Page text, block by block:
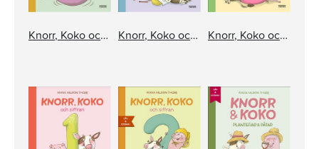
Knorr, Koko och siffran 3 Knorr, Koko och siffran 7 Knorr, Koko och siffran 5